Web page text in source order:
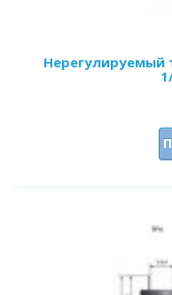
Нерегулируемый